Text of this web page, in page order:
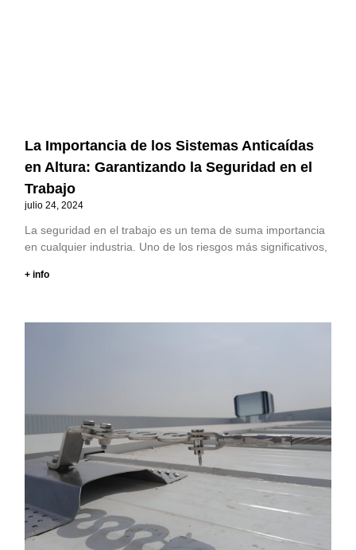
La Importancia de los Sistemas Anticaídas
en Altura: Garantizando la Seguridad en el
Trabajo
julio 24, 2024
La seguridad en el trabajo es un tema de suma importancia
en cualquier industria. Uno de los riesgos más significativos,
+ info